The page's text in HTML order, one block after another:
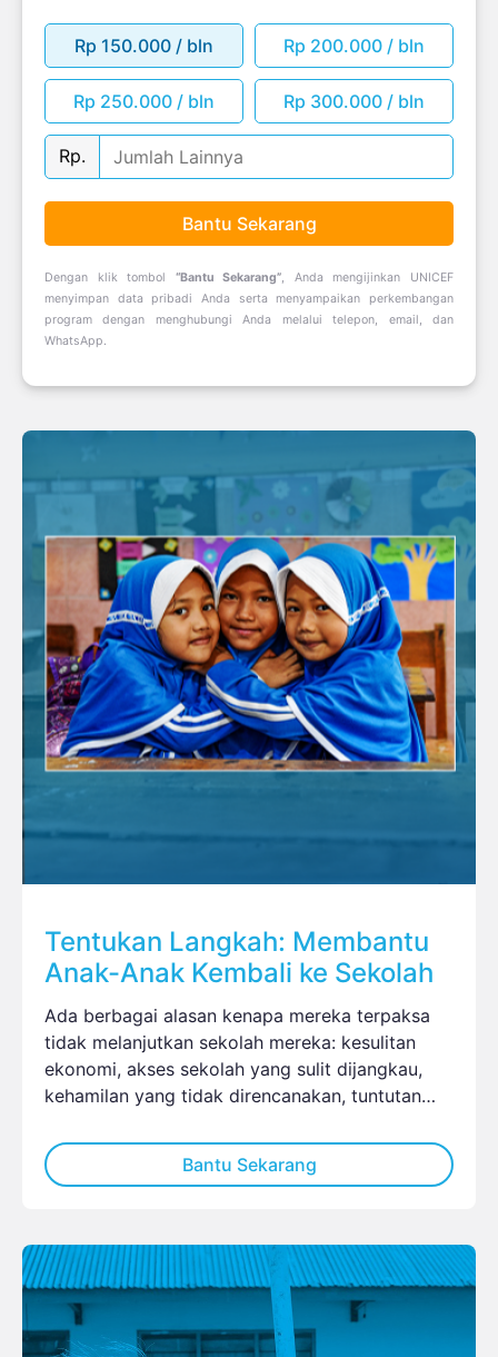
Rp 150.000 / bln Rp 200.000 / bln
Rp 250.000 / bln Rp 300.000 / bln
Rp.
Bantu Sekarang
Dengan klik tombol “Bantu Sekarang”, Anda mengijinkan UNICEF
menyimpan data pribadi Anda serta menyampaikan perkembangan
program dengan menghubungi Anda melalui telepon, email, dan
WhatsApp.
Tentukan Langkah: Membantu
Anak-Anak Kembali ke Sekolah
Ada berbagai alasan kenapa mereka terpaksa
tidak melanjutkan sekolah mereka: kesulitan
ekonomi, akses sekolah yang sulit dijangkau,
kehamilan yang tidak direncanakan, tuntutan
akomodasi untuk anak penyandang dis
Bantu Sekarang